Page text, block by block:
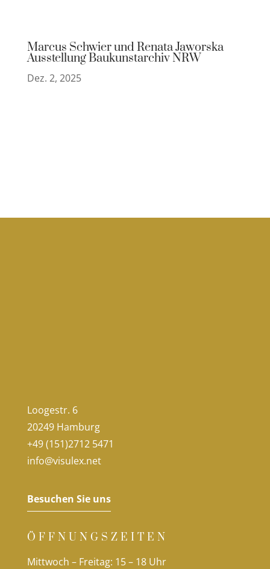
Marcus Schwier und Renata Jaworska
Ausstellung Baukunstarchiv NRW
Dez. 2, 2025
Loogestr. 6
20249 Hamburg
+49 (151)2712 5471
info@visulex.net
Besuchen Sie uns
ÖFFNUNGSZEITEN
Mittwoch – Freitag: 15 – 18 Uhr